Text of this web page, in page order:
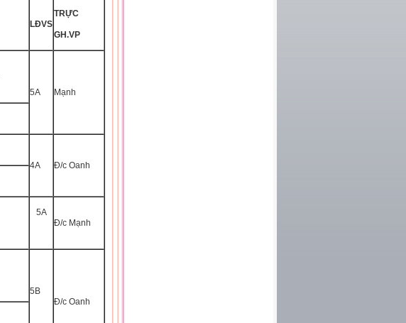
LĐVS
TRỰC
GH.VP
5A
Mạnh
4A
Đ/c Oanh
5A
Đ/c Mạnh
5B
Đ/c Oanh